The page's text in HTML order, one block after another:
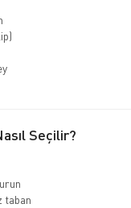
Seçilir?
taban